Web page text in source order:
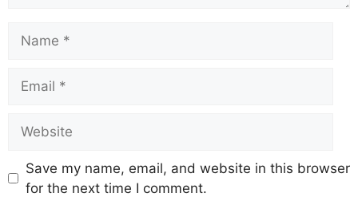
Save my name, email, and website in this browser
for the next time I comment.